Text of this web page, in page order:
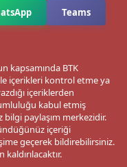
Teams
kapsamında BTK
içerikleri kontrol etme ya
içeriklerden
kabul etmiş
bilgi paylaşım merkezidir.
içeriği
geçerek bildirebilirsiniz.